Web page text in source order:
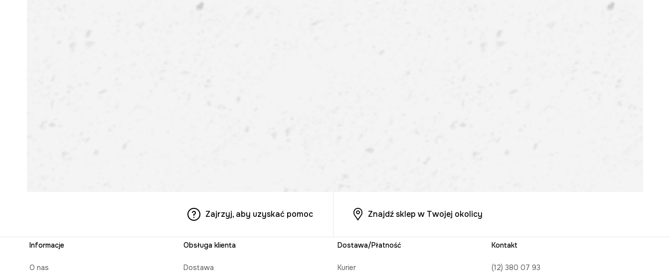
Zajrzyj, aby uzyskać pomoc Znajdź sklep w Twojej okolicy
Informacje
O nas
Obsługa klienta
Dostawa
Dostawa/Płatność
Kurier
Kontakt
(12) 380 07 93